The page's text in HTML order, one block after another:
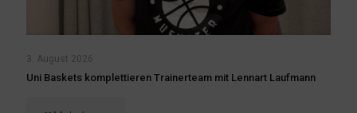
3. August 2026
Uni Baskets komplettieren Trainerteam mit Lennart Laufmann